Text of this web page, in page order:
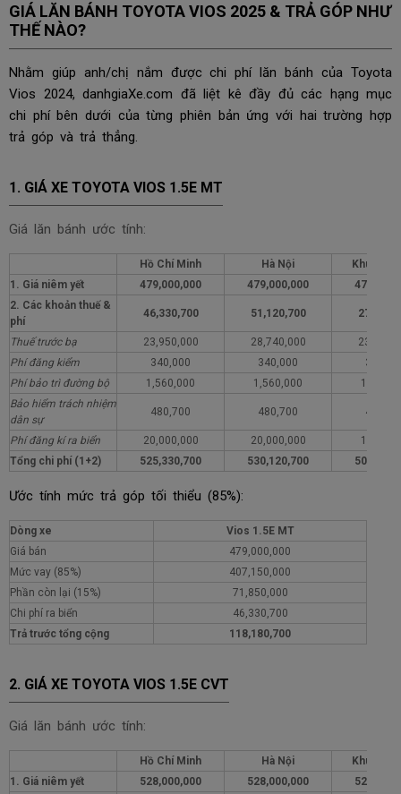
GIÁ LĂN BÁNH TOYOTA VIOS 2025 & TRẢ GÓP NHƯ
THẾ NÀO?
Nhằm giúp anh/chị nắm được chi phí lăn bánh của Toyota
Vios 2024, danhgiaXe.com đã liệt kê đầy đủ các hạng mục
chi phí bên dưới của từng phiên bản ứng với hai trường hợp
trả góp và trả thẳng.
1. GIÁ XE TOYOTA VIOS 1.5E MT
Giá lăn bánh ước tính:
Hồ Chí Minh Hà Nội
Khu vực
1. Giá niêm yết
479,000,000 479,000,000
2. Các khoản thuế &
phí
46,330,700 51,120,700
Thuế trước bạ 23,950,000 28,740,000
Phí đăng kiểm
340,000 340,000
Phí bảo trì đường bộ
1,560,000 1,560,000
Bảo hiểm trách nhiệm
dân sự
480,700 480,700
Phí đăng kí ra biển 20,000,000 20,000,000
Tổng chi phí (1+2)
525,330,700 530,120,700
Ước tính mức trả góp tối thiểu (85%):
Dòng xe
Vios 1.5E MT
Giá bán
479,000,000
Mức vay (85%)
407,150,000
Phần còn lại (15%)
71,850,000
Chi phí ra biển
46,330,700
Trả trước tổng cộng
118,180,700
2. GIÁ XE TOYOTA VIOS 1.5E CVT
Giá lăn bánh ước tính:
Hồ Chí Minh Hà Nội
Khu vực
1. Giá niêm yết
528,000,000 528,000,000